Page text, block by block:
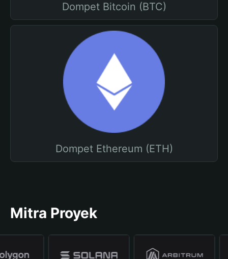
Dompet Bitcoin (BTC)
Dompet Ethereum (ETH)
Mitra Proyek